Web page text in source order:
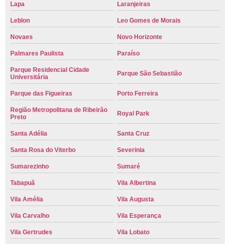
Lapa Laranjeiras
Leblon Leo Gomes de Morais
Novaes Novo Horizonte
Palmares Paulista Paraíso
Parque Residencial Cidade
Universitária
Parque São Sebastião
Parque das Figueiras Porto Ferreira
Região Metropolitana de Ribeirão
Preto
Royal Park
Santa Adélia Santa Cruz
Santa Rosa do Viterbo Severinia
Sumarezinho Sumaré
Tabapuã Vila Albertina
Vila Amélia Vila Augusta
Vila Carvalho Vila Esperança
Vila Gertrudes Vila Lobato